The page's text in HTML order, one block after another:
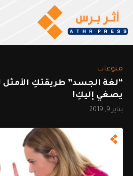
منوعات
“لغة الجسد” طريقتكِ
يصغي إليكِ!
يناير 9, 2019